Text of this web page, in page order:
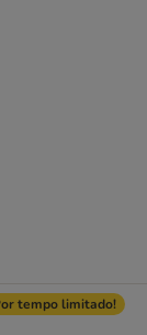
tempo limitado!